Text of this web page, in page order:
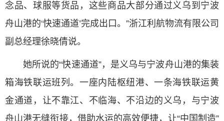
念品、球服等货品，这些商品大部分通过义乌到宁波
舟山港的‘快速通道’完成出口。”浙江利航物流有限公司
副总经理徐晓倩说。
她所说的“快速通道”，是义乌与宁波舟山港的集装
箱海铁联运班列。一座内陆枢纽港、一条海铁联运黄
金通道，让不靠江、不临海、不沿边的义乌，与宁波
舟山港无缝衔接，借助水运的高效便捷，让“中国制造”